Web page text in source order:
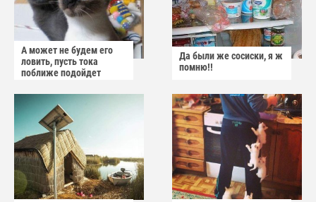
А может не будем его
ловить, пусть тока
поближе подойдет
Да были же сосиски, я ж
помню!!